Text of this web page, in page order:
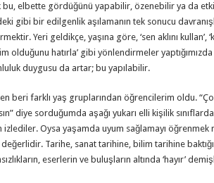
bu, elbette gördüğünü yapabilir, özenebilir ya da
gibi bir edilgenlik aşılamanın tek sonucu
Yeri geldikçe, yaşına göre, ‘sen aklını
olduğunu hatırla’ gibi yönlendirmeler
duygusu da artar; bu yapılabilir.
beri farklı yaş gruplarından öğrencilerim oldu.
diye sorduğumda aşağı yukarı elli kişilik
izlediler. Oysa yaşamda uyum sağlamayı
Tarihe, sanat tarihine, bilim tarihine
eserlerin ve buluşların altında ‘hayır’